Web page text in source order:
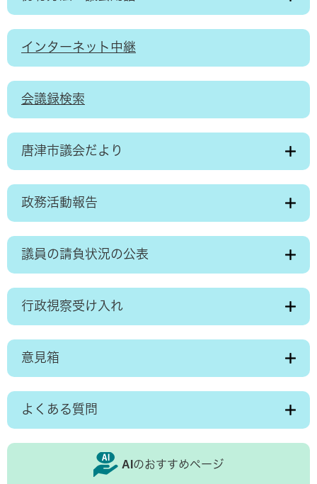
インターネット中継
会議録検索
唐津市議会だより
政務活動報告
議員の請負状況の公表
行政視察受け入れ
意見箱
よくある質問
AIのおすすめページ